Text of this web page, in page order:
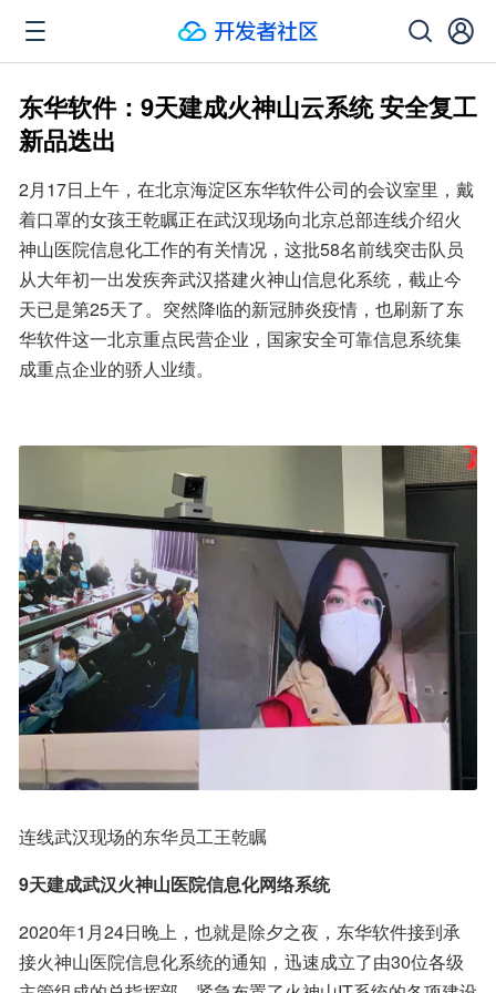
东华软件：9天建成火神山云系统 安全复工
新品迭出
2月17日上午，在北京海淀区东华软件公司的会议室里，戴
着口罩的女孩王乾瞩正在武汉现场向北京总部连线介绍火
神山医院信息化工作的有关情况，这批58名前线突击队员
从大年初一出发疾奔武汉搭建火神山信息化系统，截止今
天已是第25天了。突然降临的新冠肺炎疫情，也刷新了东
华软件这一北京重点民营企业，国家安全可靠信息系统集
成重点企业的骄人业绩。
连线武汉现场的东华员工王乾瞩
9天建成武汉火神山医院信息化网络系统
2020年1月24日晚上，也就是除夕之夜，东华软件接到承
接火神山医院信息化系统的通知，迅速成立了由30位各级